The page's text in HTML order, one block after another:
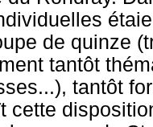
de quinze
tantôt
tantôt
cette